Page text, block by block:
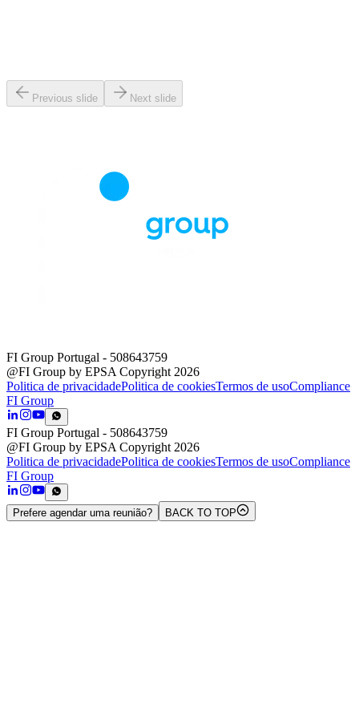
Previous slide Next slide
FI Group Portugal - 508643759
@FI Group by EPSA Copyright 2026
Politica de privacidadePolitica de cookiesTermos de usoCompliance
FI Group
FI Group Portugal - 508643759
@FI Group by EPSA Copyright 2026
Politica de privacidadePolitica de cookiesTermos de usoCompliance
FI Group
Prefere agendar uma reunião? BACK TO TOP